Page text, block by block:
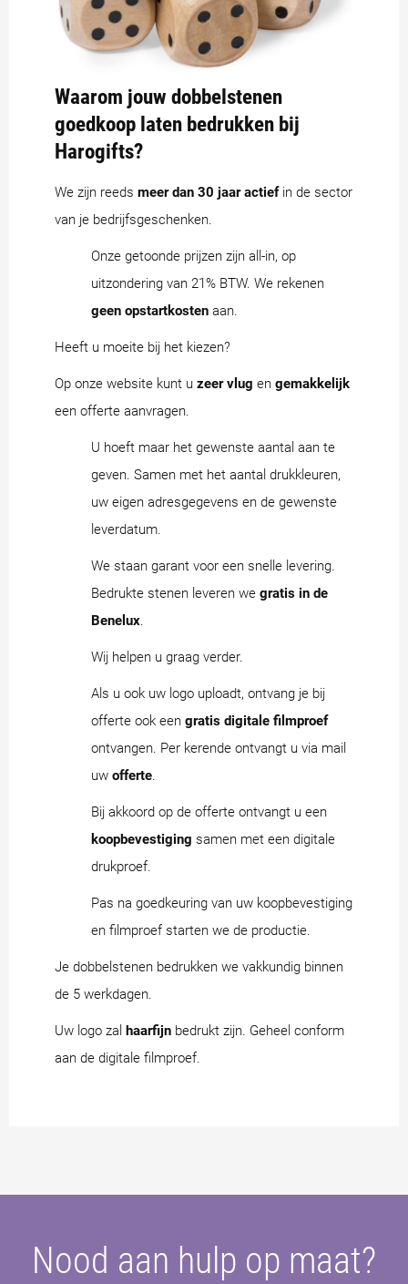
Waarom jouw dobbelstenen
goedkoop laten bedrukken bij
Harogifts?
We zijn reeds meer dan 30 jaar actiefin de sector
van je bedrijfsgeschenken.
Onze getoonde prijzen zijn all-in, op
uitzondering van 21% BTW. We rekenen
geen opstartkosten aan.
Heeft u moeite bij het kiezen?
Op onze website kunt u zeer vlug en gemakkelijk
een offerte aanvragen.
U hoeft maar het gewenste aantal aan te
geven. Samen met het aantal drukkleuren,
uw eigen adresgegevens en de gewenste
leverdatum.
We staan garant voor een snelle levering.
Bedrukte stenen leveren we gratis in de
Benelux.
Wij helpen u graag verder.
Als u ook uw logo uploadt, ontvang je bij
offerte ook een gratis digitale filmproef
ontvangen. Per kerende ontvangt u via mail
uw offerte.
Bij akkoord op de offerte ontvangt u een
koopbevestiging samen met een digitale
drukproef.
Pas na goedkeuring van uw koopbevestiging
en filmproef starten we de productie.
Je dobbelstenen bedrukken we vakkundig binnen
de 5 werkdagen.
Uw logo zal haarfijn bedrukt zijn. Geheel conform
aan de digitale filmproef.
Nood aan hulp op maat?